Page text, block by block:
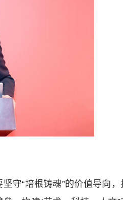
“培根铸魂”的价值导向，